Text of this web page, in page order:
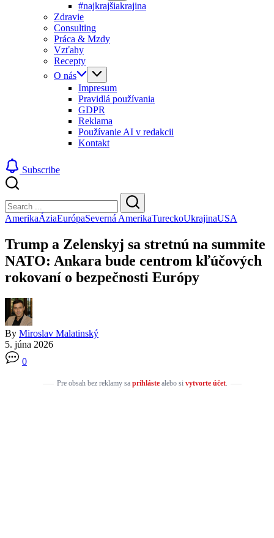
#najkrajšiakrajina
Zdravie
Consulting
Práca & Mzdy
Vzťahy
Recepty
O nás
Impresum
Pravidlá používania
GDPR
Reklama
Používanie AI v redakcii
Kontakt
Subscribe
Search
Search
AmerikaÁziaEurópaSeverná AmerikaTureckoUkrajinaUSA
Trump a Zelenskyj sa stretnú na summite
NATO: Ankara bude centrom kľúčových
rokovaní o bezpečnosti Európy
By Miroslav Malatinský
5. júna 2026
0
Pre obsah bez reklamy sa prihlástealebo si vytvorte účet.